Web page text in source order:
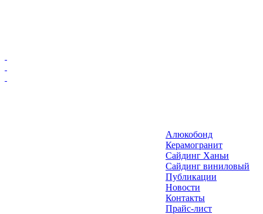
Алюкобонд
Керамогранит
Сайдинг Ханьи
Сайдинг виниловый
Публикации
Новости
Контакты
Прайс-лист